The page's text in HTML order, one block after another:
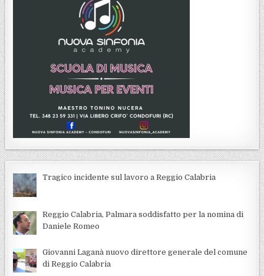
Tragico incidente sul lavoro a Reggio Calabria
Reggio Calabria, Palmara soddisfatto per la nomina di
Daniele Romeo
Giovanni Laganà nuovo direttore generale del comune
di Reggio Calabria